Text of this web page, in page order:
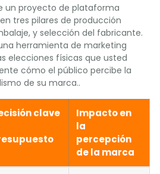
un proyecto de plataforma
tres pilares de producción
y selección del fabricante.
herramienta de marketing
elecciones físicas que usted
cómo el público percibe la
de su marca..
clave
Impacto en
la
percepción
de la marca